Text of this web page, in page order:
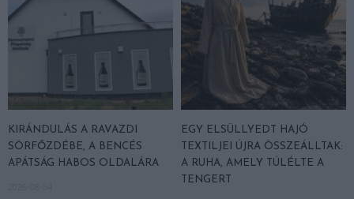
KIRÁNDULÁS A RAVAZDI
SÖRFŐZDÉBE, A BENCÉS
APÁTSÁG HABOS OLDALÁRA
EGY ELSÜLLYEDT HAJÓ
TEXTILJEI ÚJRA ÖSSZEÁLLTAK:
A RUHA, AMELY TÚLÉLTE A
TENGERT